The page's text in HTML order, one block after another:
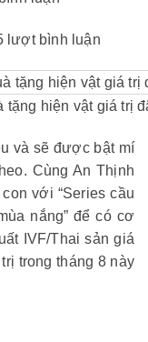
lượt bình luận
tặng hiện vật giá trị
và sẽ được bật mí
Cùng An Thịnh
với “Series cầu
nắng” để có cơ
IVF/Thai sản giá
trong tháng 8 này